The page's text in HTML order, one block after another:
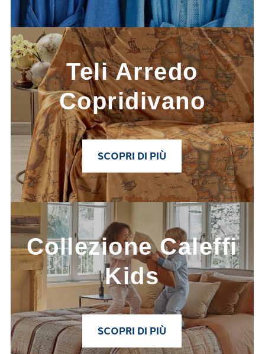
Link toTeli Arredo Copridivano
Teli Arredo
Copridivano
SCOPRI DI PIÙ
Collezione Caleffi Kids
Collezione Caleffi
Kids
SCOPRI DI PIÙ